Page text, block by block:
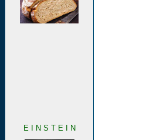
E I N S T E I N